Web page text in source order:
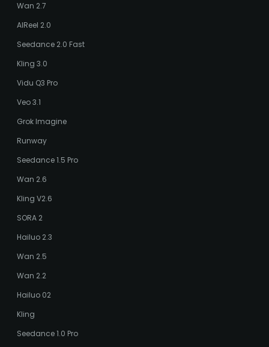
Wan 2.7
AIReel 2.0
Seedance 2.0 Fast
Kling 3.0
Vidu Q3 Pro
Veo 3.1
Grok Imagine
Runway
Seedance 1.5 Pro
Wan 2.6
Kling V2.6
SORA 2
Hailuo 2.3
Wan 2.5
Wan 2.2
Hailuo 02
Kling
Seedance 1.0 Pro